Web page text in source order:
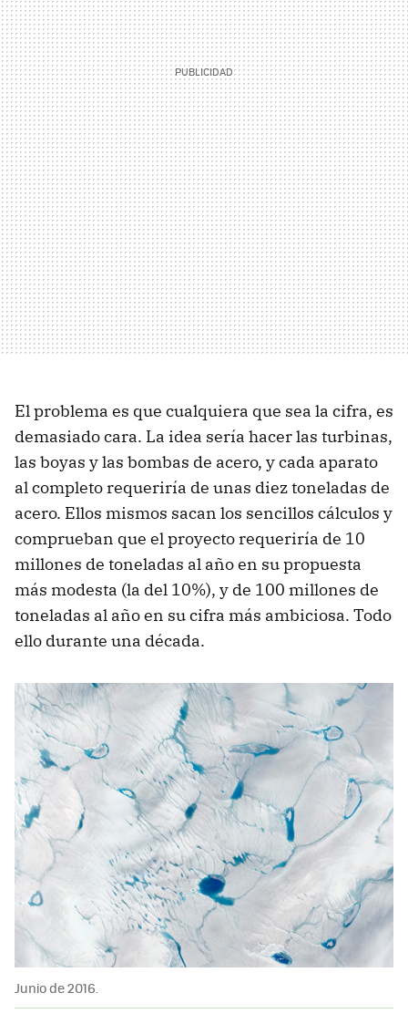
El problema es que cualquiera que sea la cifra, es
demasiado cara. La idea sería hacer las turbinas,
las boyas y las bombas de acero, y cada aparato
al completo requeriría de unas diez toneladas de
acero. Ellos mismos sacan los sencillos cálculos y
comprueban que el proyecto requeriría de 10
millones de toneladas al año en su propuesta
más modesta (la del 10%), y de 100 millones de
toneladas al año en su cifra más ambiciosa. Todo
ello durante una década.
Junio de 2016.